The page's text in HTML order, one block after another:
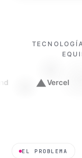
Vercel JS
EL PROBLEMA